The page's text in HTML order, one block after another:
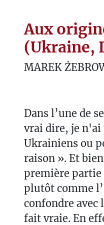
Aux
(Ukraine,
MAREK
Dans l’une de
vrai dire, je n'ai
Ukrainiens ou
raison ». Et
première partie
plutôt comme
confondre avec
fait vraie. En